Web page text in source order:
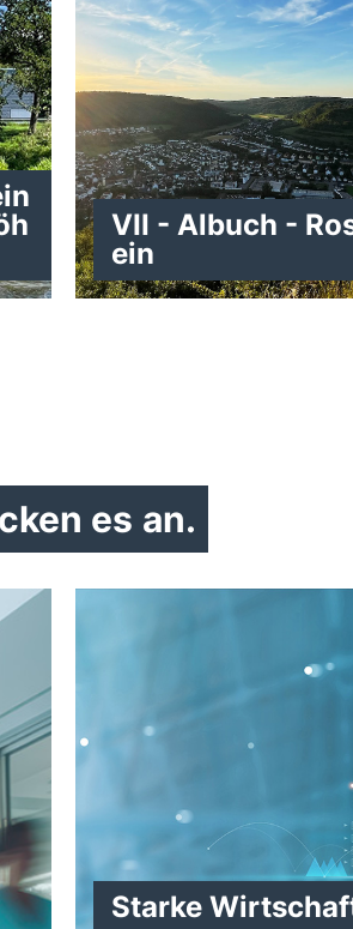
VII - Albuch -
ein
es an.
Starke